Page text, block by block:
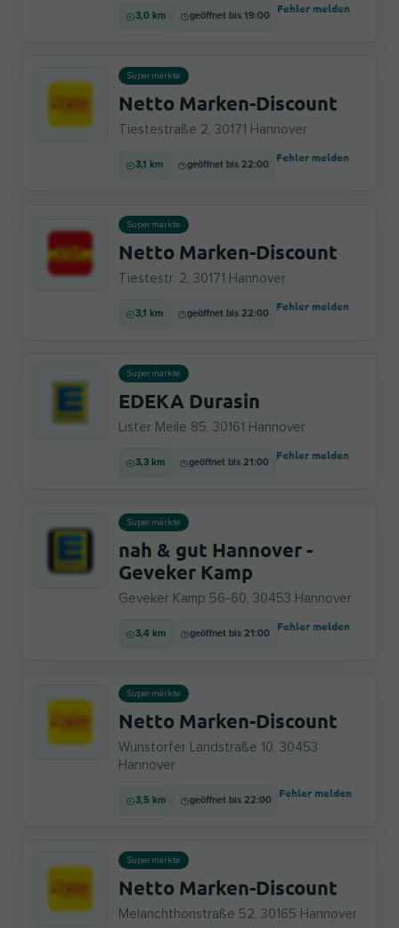
3,0 km geöffnet bis 19:00
Fehler melden
Supermärkte
Netto Marken-Discount
Tiestestraße 2, 30171 Hannover
3,1 km geöffnet bis 22:00
Fehler melden
Supermärkte
Netto Marken-Discount
Tiestestr. 2, 30171 Hannover
3,1 km geöffnet bis 22:00
Fehler melden
Supermärkte
EDEKA Durasin
Lister Meile 85, 30161 Hannover
3,3 km geöffnet bis 21:00
Fehler melden
Supermärkte
nah & gut Hannover -
Geveker Kamp
Geveker Kamp 56-60, 30453 Hannover
3,4 km geöffnet bis 21:00
Fehler melden
Supermärkte
Netto Marken-Discount
Wunstorfer Landstraße 10, 30453
Hannover
3,5 km geöffnet bis 22:00
Fehler melden
Supermärkte
Netto Marken-Discount
Melanchthonstraße 52, 30165 Hannover